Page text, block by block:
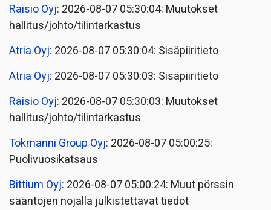
Raisio Oyj: 2026-08-07 05:30:04: Muutokset
hallitus/johto/tilintarkastus
Atria Oyj: 2026-08-07 05:30:04: Sisäpiiritieto
Atria Oyj: 2026-08-07 05:30:03: Sisäpiiritieto
Raisio Oyj: 2026-08-07 05:30:03: Muutokset
hallitus/johto/tilintarkastus
Tokmanni Group Oyj: 2026-08-07 05:00:25:
Puolivuosikatsaus
Bittium Oyj: 2026-08-07 05:00:24: Muut pörssin
sääntöjen nojalla julkistettavat tiedot